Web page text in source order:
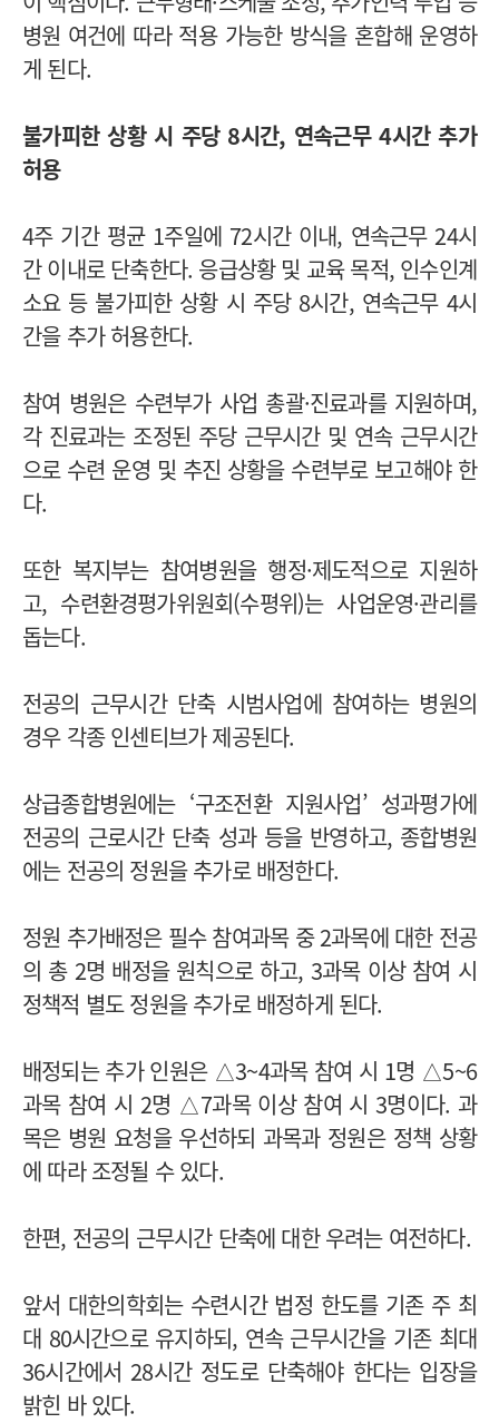
병원 여건에 따라 적용 가능한 방식을 혼합해 운영하
게 된다.
불가피한 상황 시 주당 8시간, 연속근무 4시간 추가
허용
4주 기간 평균 1주일에 72시간 이내, 연속근무 24시
간 이내로 단축한다. 응급상황 및 교육 목적, 인수인계
소요 등 불가피한 상황 시 주당 8시간, 연속근무 4시
간을 추가 허용한다.
참여 병원은 수련부가 사업 총괄·진료과를 지원하며,
각 진료과는 조정된 주당 근무시간 및 연속 근무시간
으로 수련 운영 및 추진 상황을 수련부로 보고해야 한
다.
또한 복지부는 참여병원을 행정·제도적으로 지원하
고, 수련환경평가위원회(수평위)는 사업운영·관리를
돕는다.
전공의 근무시간 단축 시범사업에 참여하는 병원의
경우 각종 인센티브가 제공된다.
상급종합병원에는 ‘구조전환 지원사업’ 성과평가에
전공의 근로시간 단축 성과 등을 반영하고, 종합병원
에는 전공의 정원을 추가로 배정한다.
정원 추가배정은 필수 참여과목 중 2과목에 대한 전공
의 총 2명 배정을 원칙으로 하고, 3과목 이상 참여 시
정책적 별도 정원을 추가로 배정하게 된다.
배정되는 추가 인원은 △3~4과목 참여 시 1명 △5~6
과목 참여 시 2명 △7과목 이상 참여 시 3명이다. 과
목은 병원 요청을 우선하되 과목과 정원은 정책 상황
에 따라 조정될 수 있다.
한편, 전공의 근무시간 단축에 대한 우려는 여전하다.
앞서 대한의학회는 수련시간 법정 한도를 기존 주 최
대 80시간으로 유지하되, 연속 근무시간을 기존 최대
36시간에서 28시간 정도로 단축해야 한다는 입장을
밝힌 바 있다.